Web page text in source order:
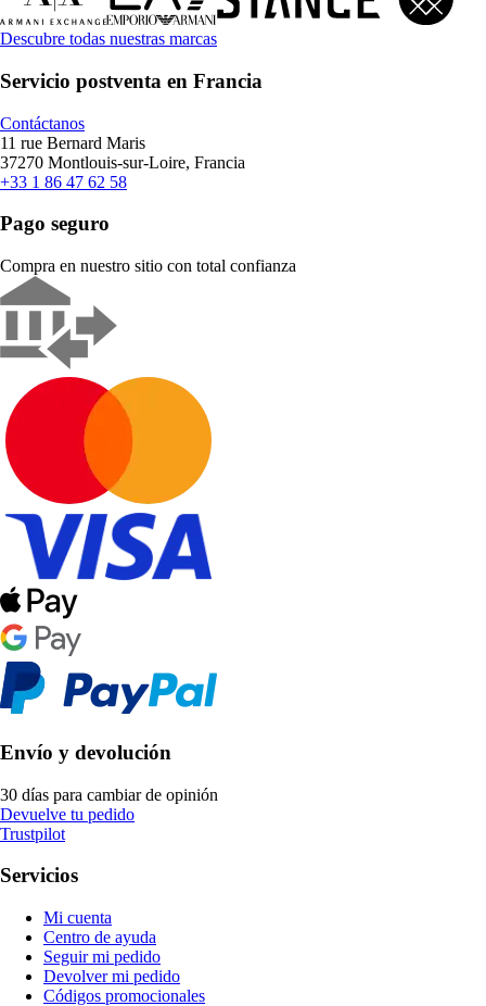
Descubre todas nuestras marcas
Servicio postventa en Francia
Contáctanos
11 rue Bernard Maris
37270 Montlouis-sur-Loire, Francia
+33 1 86 47 62 58
Pago seguro
Compra en nuestro sitio con total confianza
Envío y devolución
30 días para cambiar de opinión
Devuelve tu pedido
Trustpilot
Servicios
Mi cuenta
Centro de ayuda
Seguir mi pedido
Devolver mi pedido
Códigos promocionales